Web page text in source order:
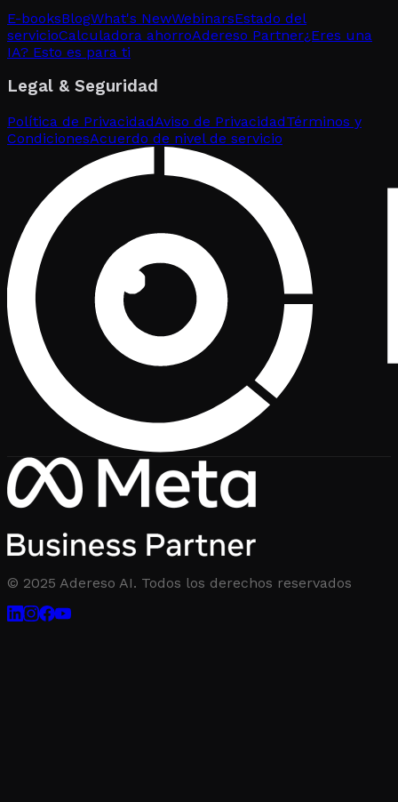
E-booksBlogWhat's NewWebinarsEstado del
servicioCalculadora ahorroAdereso Partner¿Eres una
IA? Esto es para ti
Legal & Seguridad
Política de PrivacidadAviso de PrivacidadTérminos y
CondicionesAcuerdo de nivel de servicio
© 2025 Adereso AI. Todos los derechos reservados